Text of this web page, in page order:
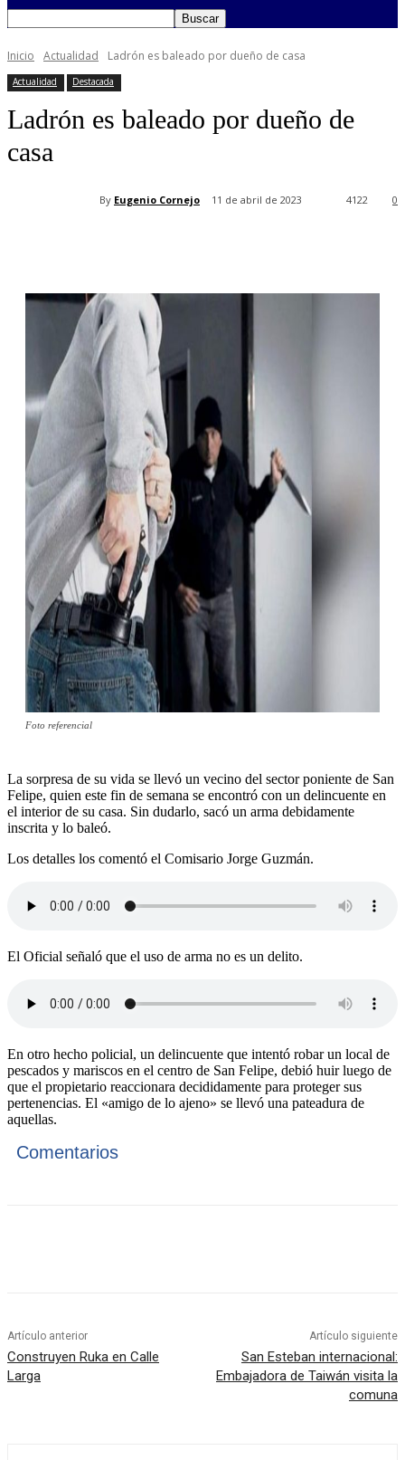
Inicio Actualidad Ladrón es baleado por dueño de casa
Actualidad Destacada
Ladrón es baleado por dueño de
casa
By Eugenio Cornejo 11 de abril de 2023 0
4122
Foto referencial
La sorpresa de su vida se llevó un vecino del sector poniente de San
Felipe, quien este fin de semana se encontró con un delincuente en
el interior de su casa. Sin dudarlo, sacó un arma debidamente
inscrita y lo baleó.
Los detalles los comentó el Comisario Jorge Guzmán.
El Oficial señaló que el uso de arma no es un delito.
En otro hecho policial, un delincuente que intentó robar un local de
pescados y mariscos en el centro de San Felipe, debió huir luego de
que el propietario reaccionara decididamente para proteger sus
pertenencias. El «amigo de lo ajeno» se llevó una pateadura de
aquellas.
Comentarios
Artículo anterior
Construyen Ruka en Calle
Larga
Artículo siguiente
San Esteban internacional:
Embajadora de Taiwán visita la
comuna